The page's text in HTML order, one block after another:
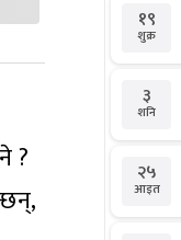
?
१९
शुक्र
३
शनि
२५
आइत